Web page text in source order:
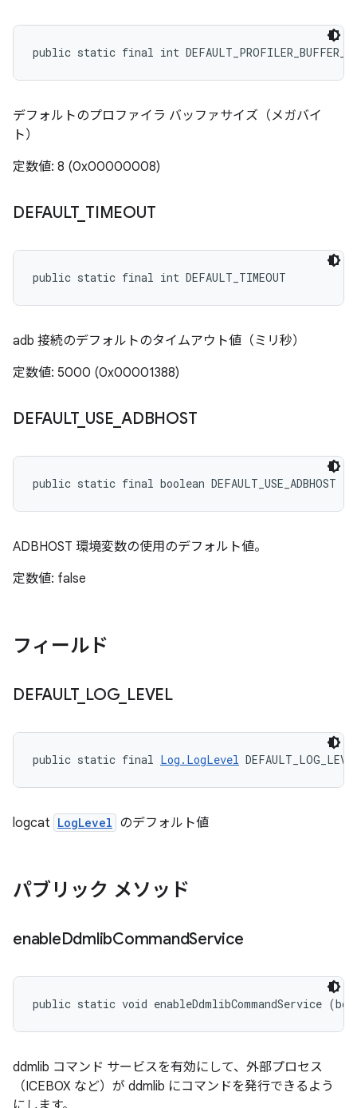
public static final int
デフォルトのプロファイラ バッファサイズ（メガバイ
ト）
定数値: 8 (0x00000008)
DEFAULT_ TIMEOUT
public static final int DEFAULT_TIMEOUT
adb 接続のデフォルトのタイムアウト値（ミリ秒）
定数値: 5000 (0x00001388)
DEFAULT_ USE ADBHOST
public static final boolean DEFAULT_USE_ADBHOST
ADBHOST 環境変数の使用のデフォルト値。
定数値: false
フィールド
DEFAULT_ LOG_ LEVEL
public static final Log.LogLevel
logcat LogLevel のデフォルト値
パブリック メソッド
enableDdmlibCommandService
public static void enableDdmlibCommandService
ddmlib コマンド サービスを有効にして、外部プロセス
（ICEBOX など）が ddmlib にコマンドを発行できるよう